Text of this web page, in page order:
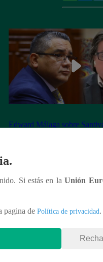
Edward Málaga sobre
Si estás en laUnión
pagina de Política de privacidad.